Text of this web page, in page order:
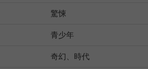
驚悚
青少年
奇幻、時代